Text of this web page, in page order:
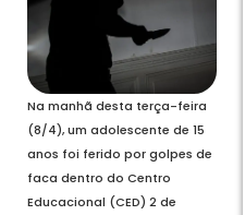
Na manhã desta terça-feira
(8/4), um adolescente de 15
anos foi ferido por golpes de
faca dentro do Centro
Educacional (CED) 2 de